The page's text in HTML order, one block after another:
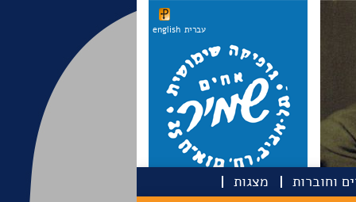
english עברית
וחוברות מצגות